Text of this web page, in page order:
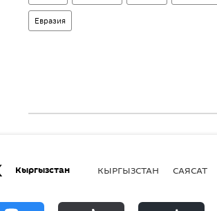
Евразия
Кыргызстан КЫРГЫЗСТАН САЯСАТ